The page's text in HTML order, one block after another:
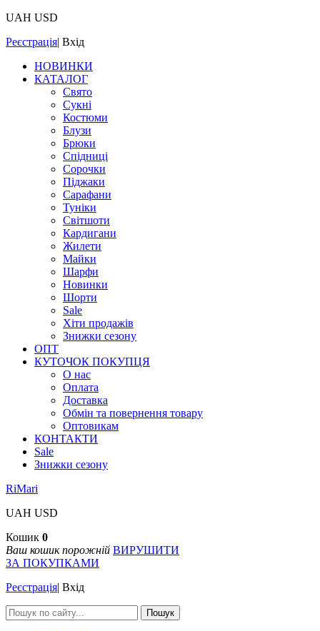
UAH USD
Реєстрація| Вхід
НОВИНКИ
КАТАЛОГ
Свято
Сукні
Костюми
Блузи
Брюки
Спідниці
Сорочки
Піджаки
Сарафани
Туніки
Світшоти
Кардигани
Жилети
Майки
Шарфи
Новинки
Шорти
Sale
Хіти продажів
Знижки сезону
ОПТ
КУТОЧОК ПОКУПЦЯ
О нас
Оплата
Доставка
Обмін та повернення товару
Оптовикам
КОНТАКТИ
Sale
Знижки сезону
RiMari
UAH USD
Кошик 0
Ваш кошик порожній ВИРУШИТИ
ЗА ПОКУПКАМИ
Реєстрація| Вхід
Пошук